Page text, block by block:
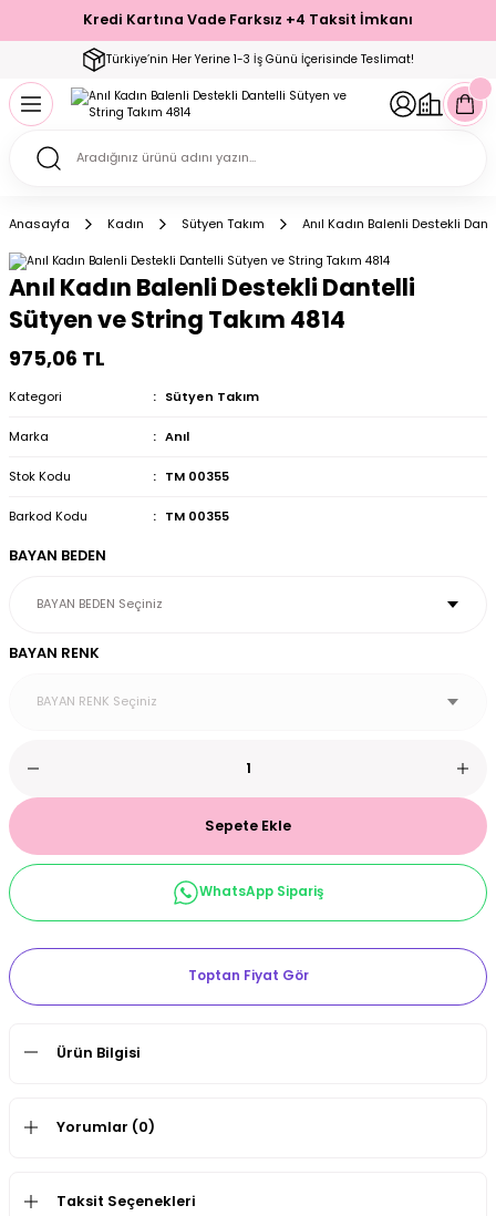
Kredi Kartına Vade Farksız +4 Taksit İmkanı
Türkiye’nin Her Yerine 1-3 İş Günü İçerisinde Teslimat!
Geri Dön
& Büstiyer Takım
Geri Dön
Geri Dön
Geri Dön
Geri Dön
Geri Dön
Geri Dön
Çorap
Geri Dön
Geri Dön
Anasayfa Kadın Sütyen Takım Anıl Kadın Balenli Destekli
Anıl Kadın Balenli Destekli Dantelli
Sütyen ve String Takım 4814
975,06 TL
Kategori Sütyen Takım
Marka Anıl
Stok Kodu TM 00355
Barkod Kodu TM 00355
BAYAN BEDEN
BAYAN RENK
Sepete Ekle
WhatsApp Sipariş
Toptan Fiyat Gör
Ürün Bilgisi
Yorumlar (0)
Taksit Seçenekleri